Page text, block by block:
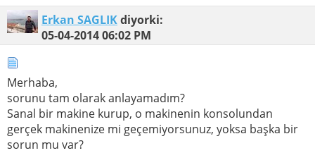
Erkan SAGLIKdiyorki:
05-04-201406:02 PM
Merhaba,
sorunu tam olarak anlayamadım?
Sanal bir makine kurup, o makinenin konsolundan
gerçek makinenize mi geçemiyorsunuz, yoksa başka bir
sorun mu var?